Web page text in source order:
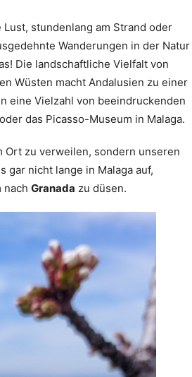
stundenlang am Strand oder
Wanderungen in der Natur
Die landschaftliche Vielfalt von
Wüsten macht Andalusien zu einer
eine Vielzahl von beeindruckenden
das Picasso-Museum in Malaga.
Ort zu verweilen, sondern unseren
gar nicht lange in Malaga auf,
nach Granada zu düsen.